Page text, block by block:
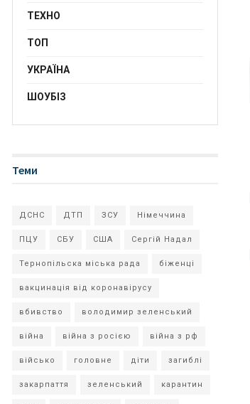
ТЕХНО
ТОП
УКРАЇНА
ШОУБІЗ
Теми
ДСНС ДТП ЗСУ Німеччина
ПЦУ СБУ США Сергій Надал
Тернопільска міська рада біженці
вакцинація від коронавірусу
вбивство володимир зеленський
війна війна з росією війна з рф
військо головне діти загиблі
закарпаття зеленський карантин